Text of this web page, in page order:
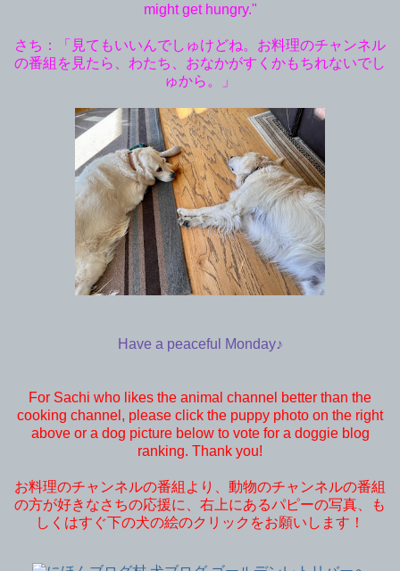
might get hungry."
さち：「見てもいいんでしゅけどね。お料理のチャンネル
の番組を見たら、わたち、おなかがすくかもちれないでし
ゅから。」
Have a peaceful Monday♪
For Sachi who likes the animal channel better than the
cooking channel, please click the puppy photo on the right
above or a dog picture below to vote for a doggie blog
ranking. Thank you!
お料理のチャンネルの番組より、動物のチャンネルの番組
の方が好きなさちの応援に、右上にあるパピーの写真、も
しくはすぐ下の犬の絵のクリックをお願いします！